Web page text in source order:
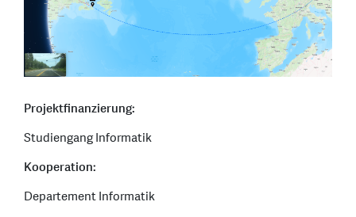
Projektfinanzierung:
Studiengang Informatik
Kooperation:
Departement Informatik